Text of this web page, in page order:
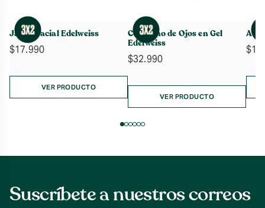
Jabón Facial Edelweiss
$17.990
VER PRODUCTO
Contorno de Ojos en Gel
Edelweiss
$32.990
VER PRODUCTO
$
Suscríbete a nuestros correos